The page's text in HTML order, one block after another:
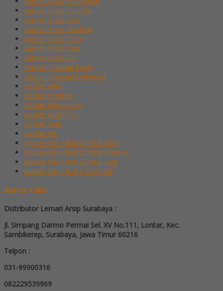
Lemari Arsip Importa
Lemari Arsip Lion
Lemari Arsip Modera
Lemari Arsip Tiger
Lemari Arsip Uno
Lemari Arsip VIP
Lemari Pakaian Expo
Lemari Pakaian Orbitrend
Locker Alba
Locker Brother
Locker Emporium
Locker HighPoint
Locker Lion
Locker VIP
Mobile File / Roll O Pack Alba
Mobile File / Roll O Pack Brother
Mobile File / Roll O Pack Lion
Mobile File / Roll o Pack VIP
Alamat Toko
Distributor Lemari Arsip Surabaya :
Jl. Simpang Darmo Permai Sel. XV No.111, Lontar, Kec.
Sambikerep, Surabaya, Jawa Timur 60216
Telpon :
031-99900316
082229539969